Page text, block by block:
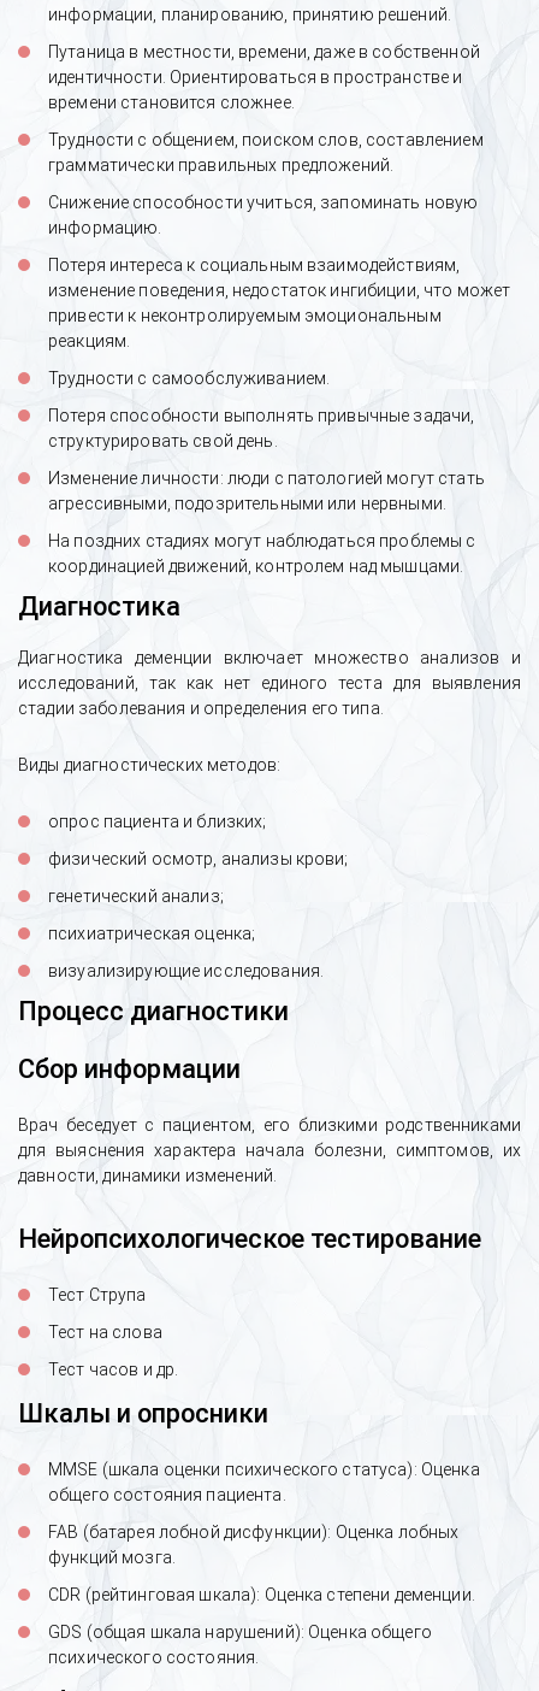
информации, планированию, принятию решений.
Путаница в местности, времени, даже в собственной
идентичности. Ориентироваться в пространстве и
времени становится сложнее.
Трудности с общением, поиском слов, составлением
грамматически правильных предложений.
Снижение способности учиться, запоминать новую
информацию.
Потеря интереса к социальным взаимодействиям,
изменение поведения, недостаток ингибиции, что может
привести к неконтролируемым эмоциональным
реакциям.
Трудности с самообслуживанием.
Потеря способности выполнять привычные задачи,
структурировать свой день.
Изменение личности: люди с патологией могут стать
агрессивными, подозрительными или нервными.
На поздних стадиях могут наблюдаться проблемы с
координацией движений, контролем над мышцами.
Диагностика
Диагностика деменции включает множество анализов и
исследований, так как нет единого теста для выявления
стадии заболевания и определения его типа.
Виды диагностических методов:
опрос пациента и близких;
физический осмотр, анализы крови;
генетический анализ;
психиатрическая оценка;
визуализирующие исследования.
Процесс диагностики
Сбор информации
Врач беседует с пациентом, его близкими родственниками
для выяснения характера начала болезни, симптомов, их
давности, динамики изменений.
Нейропсихологическое тестирование
Тест Струпа
Тест на слова
Тест часов и др.
Шкалы и опросники
MMSE (шкала оценки психического статуса): Оценка
общего состояния пациента.
FAB (батарея лобной дисфункции): Оценка лобных
функций мозга.
CDR (рейтинговая шкала): Оценка степени деменции.
GDS (общая шкала нарушений): Оценка общего
психического состояния.